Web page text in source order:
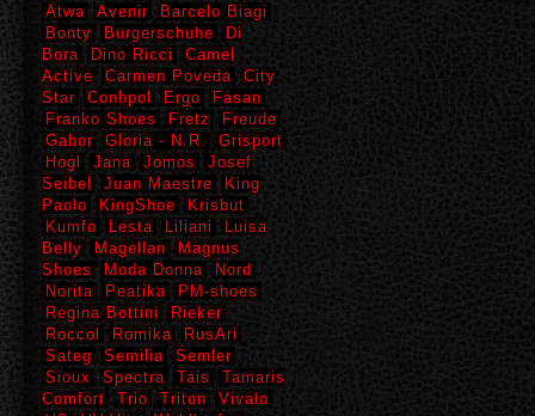
Atwa
Avenir
Barcelo Biagi
Bonty
Burgerschuhe
Di
Bora
Dino Ricci
Camel
Active
Carmen Poveda
City
Star
Conhpol Ergo
Fasan
Franko Shoes
Fretz
Freude
Gabor
Gloria - N.R.
Grisport
Hogl
Jana Jomos
Josef
Seibel
Juan Maestre
King
Paolo
KingShoe
Krisbut
Kumfo
Lesta Liliani
Luisa
Belly
Magellan
Magnus
Shoes
Moda Donna
Nord
Norita
Peatika
PM-shoes
Regina Bottini
Rieker
Roccol
Romika
RusAri
Sateg
Semilia
Semler
Sioux
Spectra Tais
Tamaris
Comfort
Trio Triton
Vivalo